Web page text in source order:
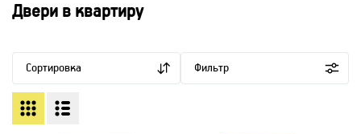
Двери в квартиру
Сортировка Фильтр